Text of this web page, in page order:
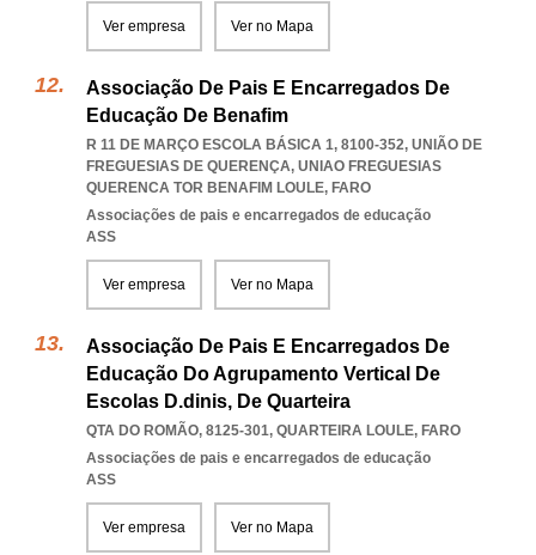
Ver empresa Ver no Mapa
Associação De Pais E Encarregados De
Educação De Benafim
R 11 DE MARÇO ESCOLA BÁSICA 1, 8100-352, UNIÃO DE
FREGUESIAS DE QUERENÇA, UNIAO FREGUESIAS
QUERENCA TOR BENAFIM LOULE, FARO
Associações de pais e encarregados de educação
ASS
Ver empresa Ver no Mapa
Associação De Pais E Encarregados De
Educação Do Agrupamento Vertical De
Escolas D.dinis, De Quarteira
QTA DO ROMÃO, 8125-301, QUARTEIRA LOULE, FARO
Associações de pais e encarregados de educação
ASS
Ver empresa Ver no Mapa